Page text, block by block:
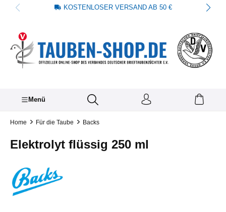
springen KOSTENLOSER VERSAND AB 50 €
Menü
Home Für die Taube Backs
Elektrolyt flüssig 250 ml